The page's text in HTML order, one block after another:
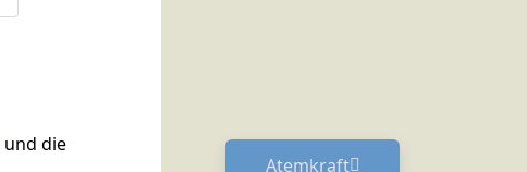
und die
Atemkraft